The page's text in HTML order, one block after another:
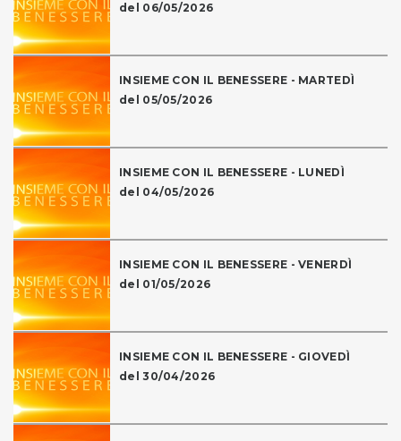
del 06/05/2026
INSIEME CON IL BENESSERE - MARTEDÌ
del 05/05/2026
INSIEME CON IL BENESSERE - LUNEDÌ
del 04/05/2026
INSIEME CON IL BENESSERE - VENERDÌ
del 01/05/2026
INSIEME CON IL BENESSERE - GIOVEDÌ
del 30/04/2026